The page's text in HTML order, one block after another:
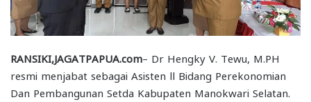
RANSIKI,JAGATPAPUA.com– Dr Hengky V. Tewu, M.PH
resmi menjabat sebagai Asisten ll Bidang Perekonomian
Dan Pembangunan Setda Kabupaten Manokwari Selatan.